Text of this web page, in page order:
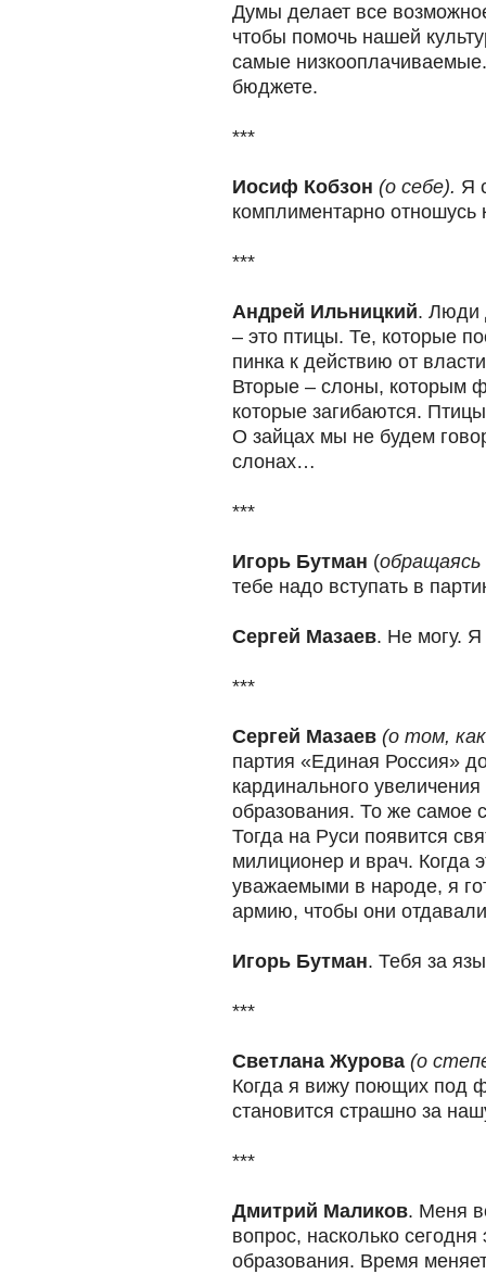
Думы делает все
чтобы помочь нашей
самые
бюджете.
***
Иосиф Кобзон (о себе). Я
комплиментарно отношусь
***
Андрей Ильницкий. Люди
– это птицы. Те, которые
пинка к действию от
Вторые – слоны, которым
которые загибаются.
О зайцах мы не будем
слонах…
***
Игорь Бутман (
тебе надо вступать в
Сергей Мазаев. Не могу.
***
Сергей Мазаев (о том,
партия «Единая Россия»
кардинального
образования. То же самое
Тогда на Руси появится
милиционер и врач. Когда
уважаемыми в народе, я
армию, чтобы они
Игорь Бутман. Тебя за
***
Светлана Журова (о
Когда я вижу поющих под
становится страшно за
***
Дмитрий Маликов. Меня
вопрос, насколько
образования. Время